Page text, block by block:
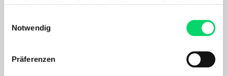
Trigger Symbol ändern oder widerrufen
Informationen über Ihre geografische Lage
Notwendig
Präferenzen
Der LEKI Cerro Lite S Skistock ist ein hochwertiger
Qualitäten besticht.